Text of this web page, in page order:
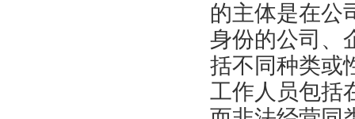
的主体是在公
身份的公司、
括不同种类或
工作人员包括